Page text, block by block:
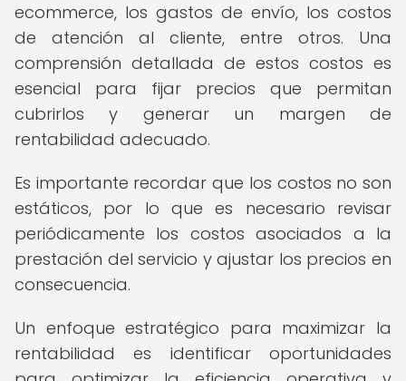
ecommerce, los gastos de envío, los costos
de atención al cliente, entre otros. Una
comprensión detallada de estos costos es
esencial para fijar precios que permitan
cubrirlos y generar un margen de
rentabilidad adecuado.
Es importante recordar que los costos no son
estáticos, por lo que es necesario revisar
periódicamente los costos asociados a la
prestación del servicio y ajustar los precios en
consecuencia.
Un enfoque estratégico para maximizar la
rentabilidad es identificar oportunidades